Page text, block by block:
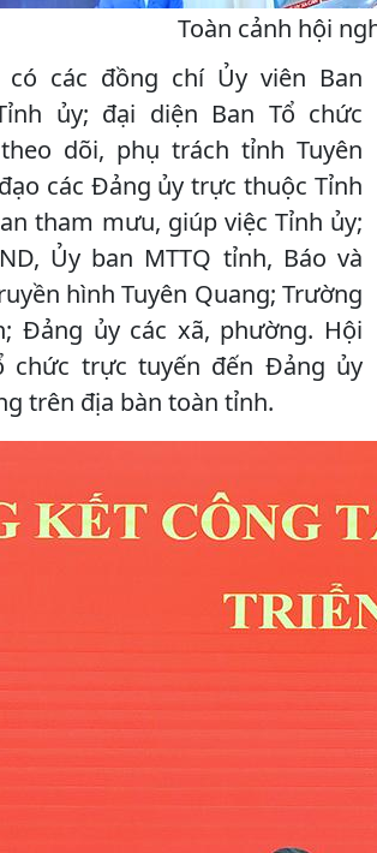
Toàn cảnh hội
các đồng chí Ủy viên Ban
ủy; đại diện Ban Tổ chức
dõi, phụ trách tỉnh Tuyên
các Đảng ủy trực thuộc Tỉnh
tham mưu, giúp việc Tỉnh ủy;
Ủy ban MTTQ tỉnh, Báo và
hình Tuyên Quang; Trường
Đảng ủy các xã, phường. Hội
chức trực tuyến đến Đảng ủy
trên địa bàn toàn tỉnh.